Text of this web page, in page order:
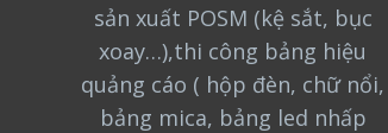
sản xuất POSM (kệ sắt, bục
xoay…),thi công bảng hiệu
quảng cáo ( hộp đèn, chữ nổi,
bảng mica, bảng led nhấp